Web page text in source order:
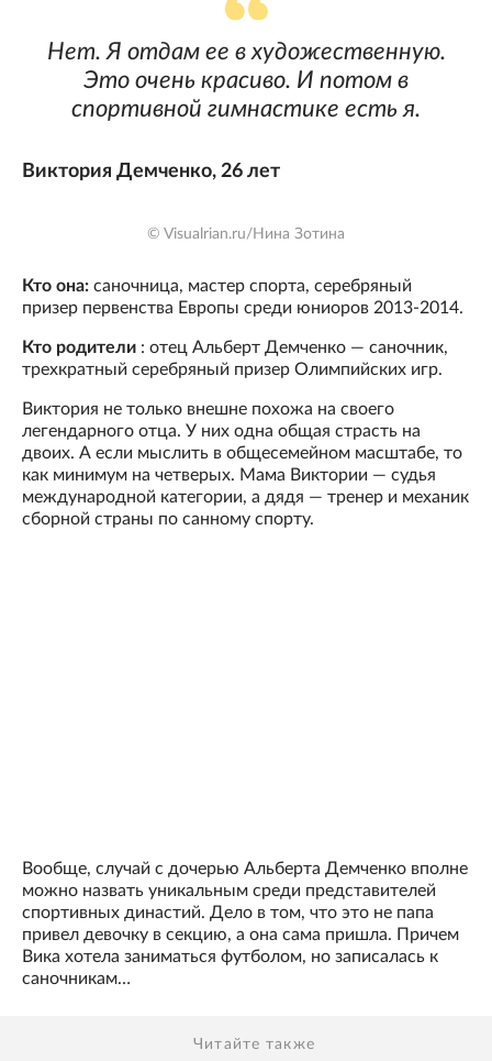
Нет. Я отдам ее в художественную.
Это очень красиво. И потом в
спортивной гимнастике есть я.
Виктория Демченко, 26 лет
© Visualrian.ru/Нина Зотина
Кто она: саночница, мастер спорта, серебряный
призер первенства Европы среди юниоров 2013-2014.
Кто родители : отец Альберт Демченко — саночник,
трехкратный серебряный призер Олимпийских игр.
Виктория не только внешне похожа на своего
легендарного отца. У них одна общая страсть на
двоих. А если мыслить в общесемейном масштабе, то
как минимум на четверых. Мама Виктории — судья
международной категории, а дядя — тренер и механик
сборной страны по санному спорту.
Вообще, случай с дочерью Альберта Демченко вполне
можно назвать уникальным среди представителей
спортивных династий. Дело в том, что это не папа
привел девочку в секцию, а она сама пришла. Причем
Вика хотела заниматься футболом, но записалась к
саночникам…
Читайте также